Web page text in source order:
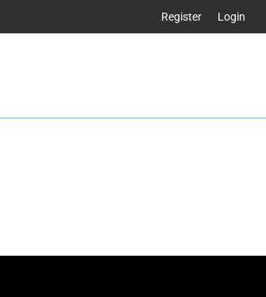
Register Login